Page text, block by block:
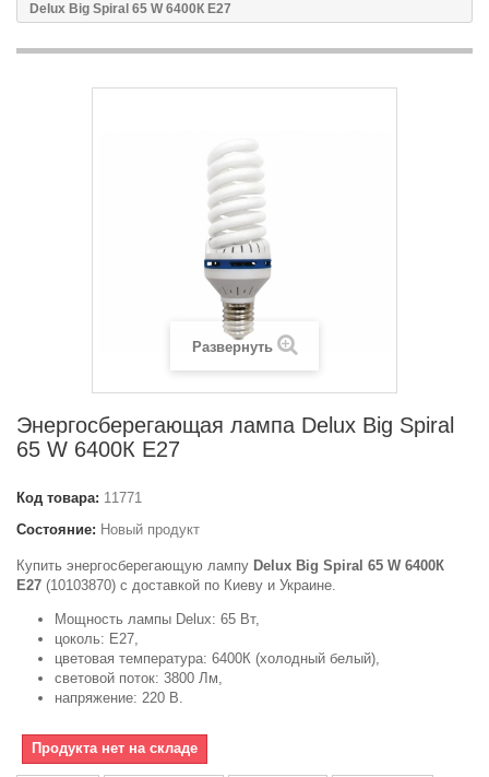
Delux Big Spiral 65 W 6400К Е27
Развернуть
Энергосберегающая лампа Delux Big Spiral
65 W 6400К Е27
Код товара: 11771
Состояние: Новый продукт
Купить энергосберегающую лампу Delux Big Spiral 65 W 6400К
Е27 (10103870) с доставкой по Киеву и Украине.
Мощность лампы Delux: 65 Вт,
цоколь: E27,
цветовая температура: 6400К (холодный белый),
световой поток: 3800 Лм,
напряжение: 220 В.
Продукта нет на складе